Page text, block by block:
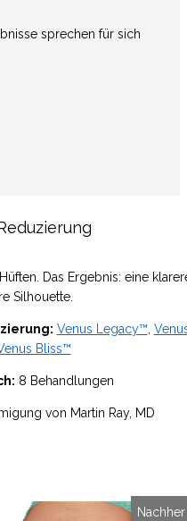
sprechen für sich
Das Ergebnis: eine
Silhouette.
Venus Legacy™,
Bliss™
8 Behandlungen
von Martin Ray, MD
Nachher